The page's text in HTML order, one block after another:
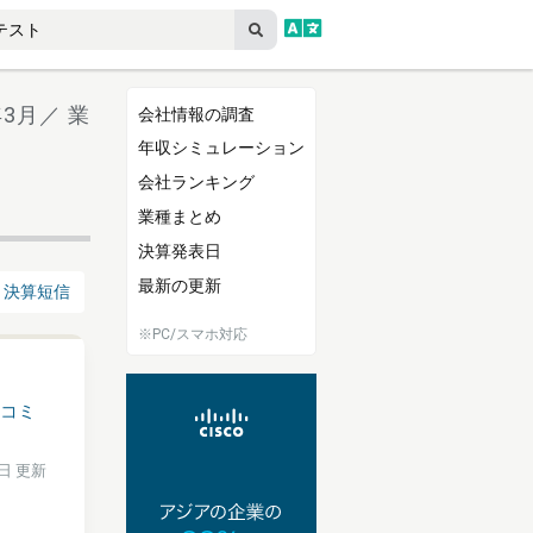
月／ 業
決算短信
ミ
更新
会社情報の調査
年収シミュレーション
会社ランキング
業種まとめ
決算発表日
最新の更新
※PC/スマホ対応